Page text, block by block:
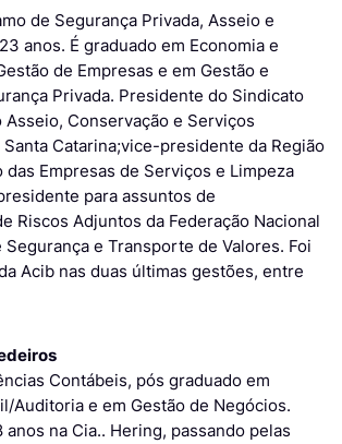
de Segurança Privada, Asseio e
anos. É graduado em Economia e
de Empresas e em Gestão e
Privada. Presidente do Sindicato
Asseio, Conservação e Serviços
Catarina;vice-presidente da Região
das Empresas de Serviços e Limpeza
para assuntos de
Riscos Adjuntos da Federação Nacional
Segurança e Transporte de Valores. Foi
Acib nas duas últimas gestões, entre
Contábeis, pós graduado em
Auditoria e em Gestão de Negócios.
na Cia.. Hering, passando pelas